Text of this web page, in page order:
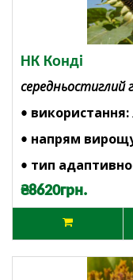
НК Конді
середньостиглий
• використання:
• напрям
• тип
₴8620грн.